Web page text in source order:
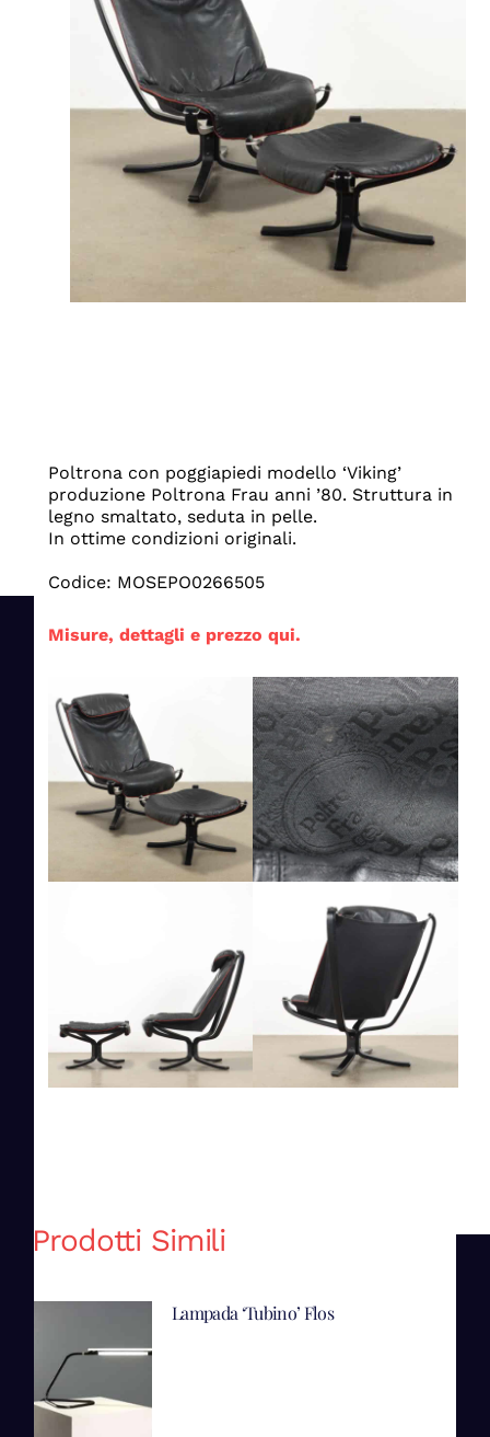
Poltrona con poggiapiedi modello ‘Viking’
produzione Poltrona Frau anni ’80. Struttura in
legno smaltato, seduta in pelle.
In ottime condizioni originali.
Codice: MOSEPO0266505
Misure, dettagli e prezzo qui.
Prodotti Simili
Lampada ‘Tubino’ Flos